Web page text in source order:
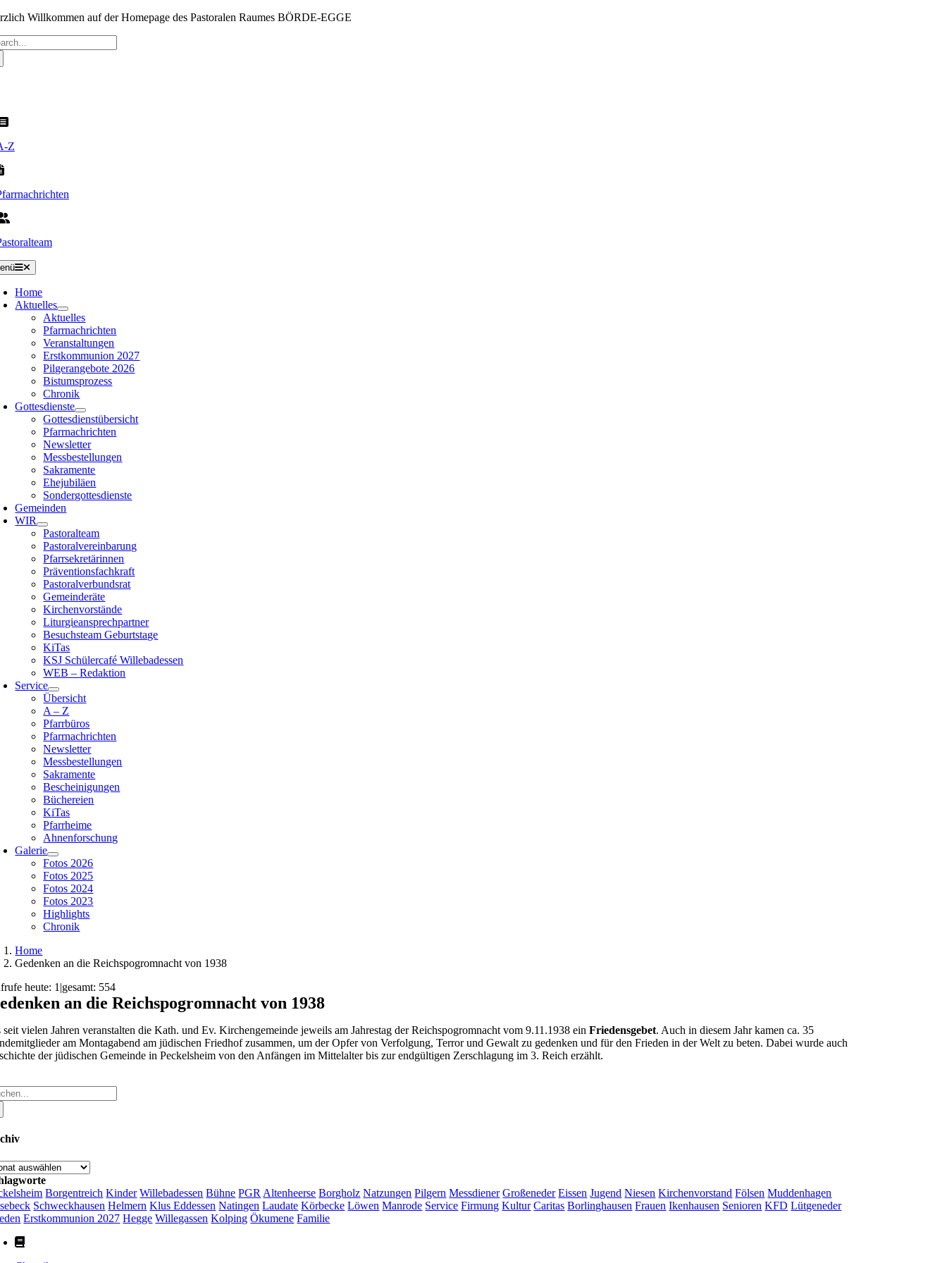
Zum
springen
Willkommen auf der Homepage des Pastoralen Raumes BÖRDE-EGGE
Z
Home
Aktuelles
Aktuelles
Pfarrnachrichten
Veranstaltungen
Erstkommunion 2027
Pilgerangebote 2026
Bistumsprozess
Chronik
Gottesdienste
Gottesdienstübersicht
Pfarrnachrichten
Newsletter
Messbestellungen
Sakramente
Ehejubiläen
Sondergottesdienste
Gemeinden
WIR
Pastoralteam
Pastoralvereinbarung
Pfarrsekretärinnen
Präventionsfachkraft
Pastoralverbundsrat
Gemeinderäte
Kirchenvorstände
Liturgieansprechpartner
Besuchsteam Geburtstage
KiTas
KSJ Schülercafé Willebadessen
WEB – Redaktion
Service
Übersicht
A – Z
Pfarrbüros
Pfarrnachrichten
Newsletter
Messbestellungen
Sakramente
Bescheinigungen
Büchereien
KiTas
Pfarrheime
Ahnenforschung
Galerie
Fotos 2026
Fotos 2025
Fotos 2024
Fotos 2023
Highlights
Chronik
Home
Gedenken an die Reichspogromnacht von 1938
heute: 1 |gesamt: 554
an die Reichspogromnacht von 1938
seit vielen Jahren veranstalten die Kath. und Ev. Kirchengemeinde jeweils am Jahrestag der Reichspogromnacht vom 9.11.1938 ein Friedensgebet. Auch in diesem Jahr kamen ca. 35
am Montagabend am jüdischen Friedhof zusammen, um der Opfer von Verfolgung, Terror und Gewalt zu gedenken und für den Frieden in der Welt zu beten. Dabei wurde auch
der jüdischen Gemeinde in Peckelsheim von den Anfängen im Mittelalter bis zur endgültigen Zerschlagung im 3. Reich erzählt.
Borgentreich Kinder Willebadessen Bühne PGR Altenheerse Borgholz Natzungen Pilgern Messdiener Großeneder Eissen Jugend Niesen Kirchenvorstand Fölsen Muddenhagen
Schweckhausen Helmern Klus Eddessen Natingen Laudate Körbecke Löwen Manrode Service Firmung Kultur Caritas Borlinghausen Frauen Ikenhausen Senioren KFD Lütgeneder
Erstkommunion 2027 Hegge Willegassen Kolping Ökumene Familie